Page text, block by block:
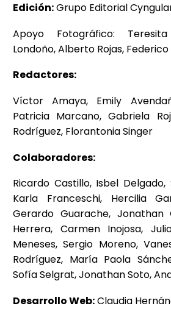
Edición:Grupo Editorial
Apoyo Fotográfico:
Londoño, Alberto Rojas,
Redactores:
Víctor Amaya, Emily
Patricia Marcano, Gabriela
Rodríguez, Florantonia Singer
Colaboradores:
Ricardo Castillo, Isbel
Karla Franceschi, Hercilia
Gerardo Guarache, Jonathan
Herrera, Carmen Inojosa,
Meneses, Sergio Moreno,
Rodríguez, María Paola
Sofía Selgrat, Jonathan Soto,
Desarrollo Web:Claudia